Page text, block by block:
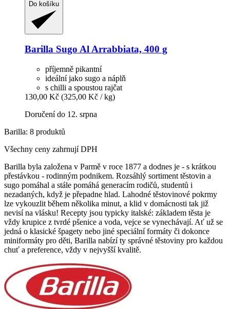
Do košíku
Barilla Sugo Al Arrabbiata, 400 g
příjemně pikantní
ideální jako sugo a náplň
s chilli a spoustou rajčat
130,00 Kč (325,00 Kč / kg)
Doručení do 12. srpna
Barilla: 8 produktů
Všechny ceny zahrnují DPH
Barilla byla založena v Parmě v roce 1877 a dodnes je - s krátkou
přestávkou - rodinným podnikem. Rozsáhlý sortiment těstovin a
sugo pomáhal a stále pomáhá generacím rodičů, studentů i
nezadaných, když je přepadne hlad. Lahodné těstovinové pokrmy
lze vykouzlit během několika minut, a klid v domácnosti tak již
nevisí na vlásku! Recepty jsou typicky italské: základem těsta je
vždy krupice z tvrdé pšenice a voda, vejce se vynechávají. Ať už se
jedná o klasické špagety nebo jiné speciální formáty či dokonce
miniformáty pro děti, Barilla nabízí ty správné těstoviny pro každou
chuť a preference, vždy v nejvyšší kvalitě.